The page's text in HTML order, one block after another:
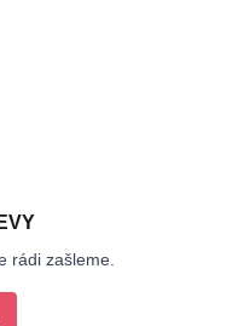
rádi zašleme.